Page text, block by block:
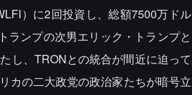
）に2回投資し、総額7500万ドル
ランプの次男エリック・トランプと
し、TRONとの統合が間近に迫って
カの二大政党の政治家たちが暗号立